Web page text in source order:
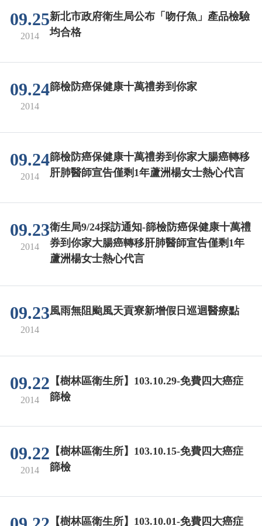
09.25
2014
新北市政府衛生局公布「吻仔魚」產品檢驗
均合格
09.24
2014
篩檢防癌保健康十萬禮劵到你家
09.24
2014
篩檢防癌保健康十萬禮劵到你家大腸癌轉移
肝肺醫師宣告僅剩1年蘆洲楊女士熱心代言
09.23
2014
衛生局9/24採訪通知-篩檢防癌保健康十萬禮
券到你家大腸癌轉移肝肺醫師宣告僅剩1年
蘆洲楊女士熱心代言
09.23
2014
風雨無阻颱風天貢寮新增假日巡迴醫療點
09.22
2014
【樹林區衛生所】103.10.29-免費四大癌症
篩檢
09.22
2014
【樹林區衛生所】103.10.15-免費四大癌症
篩檢
【樹林區衛生所】103.10.01-免費四大癌症